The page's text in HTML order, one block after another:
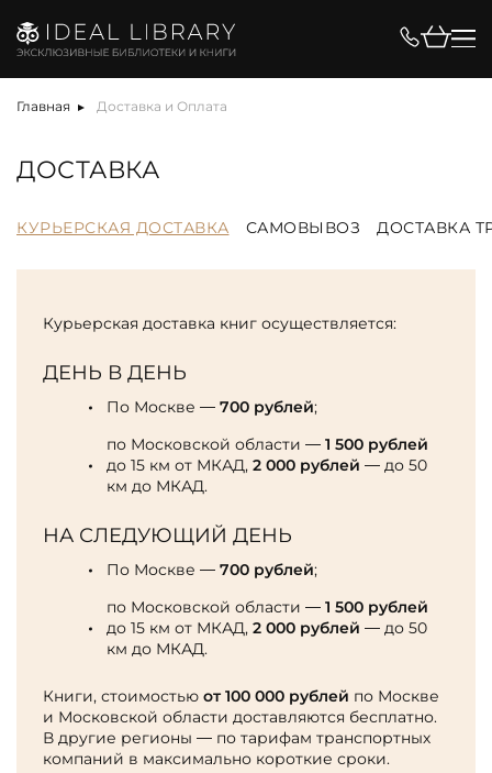
Главная Доставка и Оплата
ДОСТАВКА
КУРЬЕРСКАЯ ДОСТАВКА САМОВЫВОЗ ДОСТАВКА
Курьерская доставка книг осуществляется:
ДЕНЬ В ДЕНЬ
По Москве — 700 рублей;
по Московской области — 1 500 рублей
до 15 км от МКАД, 2 000 рублей — до 50
км до МКАД.
НА СЛЕДУЮЩИЙ ДЕНЬ
По Москве — 700 рублей;
по Московской области — 1 500 рублей
до 15 км от МКАД, 2 000 рублей — до 50
км до МКАД.
Книги, стоимостью от 100 000 рублей по Москве
и Московской области доставляются бесплатно.
В другие регионы — по тарифам транспортных
компаний в максимально короткие сроки.